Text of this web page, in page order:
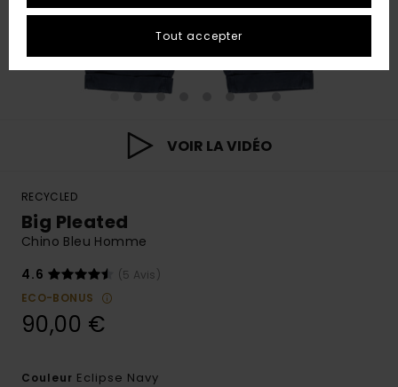
VOIR LA VIDÉO
RECYCLED
Big Pleated
Chino Bleu Homme
4.6
(5 Avis)
ECO-BONUS
90,00 €
Couleur Eclipse Navy
Tout accepter